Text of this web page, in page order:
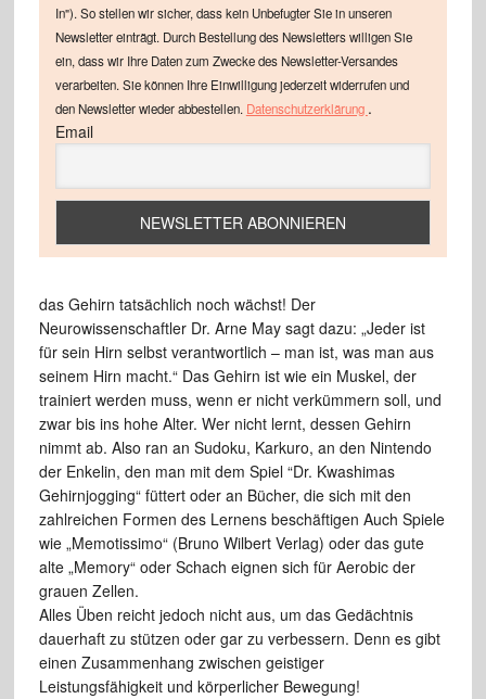
In"). So stellen wir sicher, dass kein Unbefugter Sie in unseren
Newsletter einträgt. Durch Bestellung des Newsletters willigen Sie
ein, dass wir Ihre Daten zum Zwecke des Newsletter-Versandes
verarbeiten. Sie können Ihre Einwilligung jederzeit widerrufen und
den Newsletter wieder abbestellen. Datenschutzerklärung .
Email
das Gehirn tatsächlich noch wächst! Der
Neurowissenschaftler Dr. Arne May sagt dazu: „Jeder ist
für sein Hirn selbst verantwortlich – man ist, was man aus
seinem Hirn macht.“ Das Gehirn ist wie ein Muskel, der
trainiert werden muss, wenn er nicht verkümmern soll, und
zwar bis ins hohe Alter. Wer nicht lernt, dessen Gehirn
nimmt ab. Also ran an Sudoku, Karkuro, an den Nintendo
der Enkelin, den man mit dem Spiel “Dr. Kwashimas
Gehirnjogging“ füttert oder an Bücher, die sich mit den
zahlreichen Formen des Lernens beschäftigen Auch Spiele
wie „Memotissimo“ (Bruno Wilbert Verlag) oder das gute
alte „Memory“ oder Schach eignen sich für Aerobic der
grauen Zellen.
Alles Üben reicht jedoch nicht aus, um das Gedächtnis
dauerhaft zu stützen oder gar zu verbessern. Denn es gibt
einen Zusammenhang zwischen geistiger
Leistungsfähigkeit und körperlicher Bewegung!